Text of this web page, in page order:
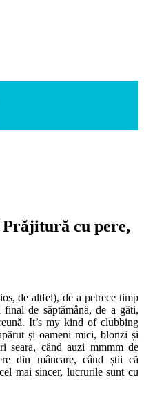
cu pere,
de altfel), de a petrece timp
de săptămână, de a găti,
It’s my kind of clubbing
și oameni mici, blonzi și
seara, când auzi mmmm de
din mâncare, când știi că
mai sincer, lucrurile sunt cu